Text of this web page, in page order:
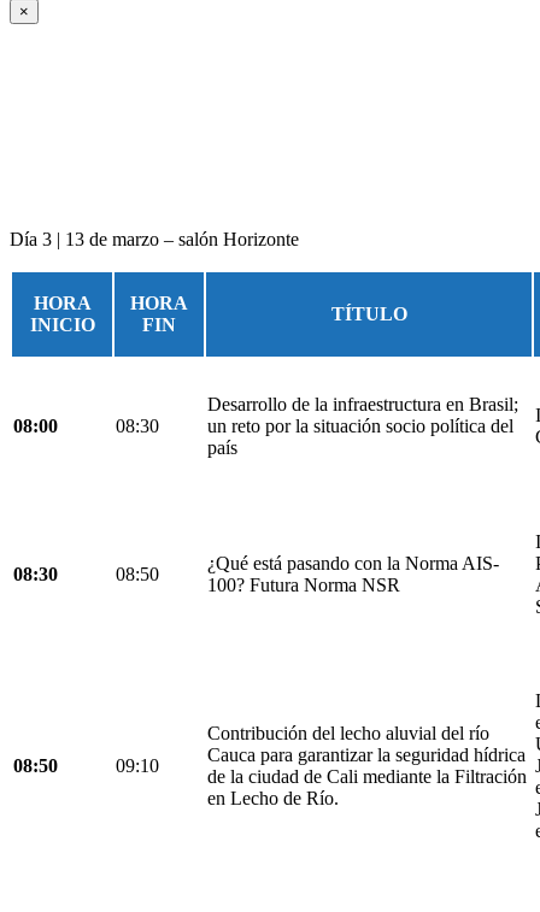
×
Día 3 | 13 de marzo – salón Horizonte
HORA
INICIO
HORA
FIN
TÍTULO
08:00 08:30
Desarrollo de la infraestructura en Brasil;
un reto por la situación socio política del
país
08:30 08:50
¿Qué está pasando con la Norma AIS-
100? Futura Norma NSR
08:50 09:10
Contribución del lecho aluvial del río
Cauca para garantizar la seguridad hídrica
de la ciudad de Cali mediante la Filtración
en Lecho de Río.